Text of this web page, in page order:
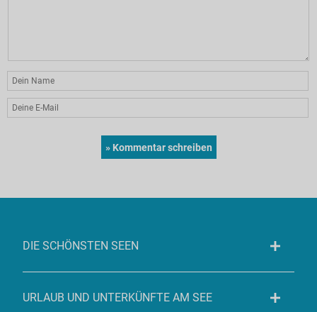
DIE SCHÖNSTEN SEEN
URLAUB UND UNTERKÜNFTE AM SEE